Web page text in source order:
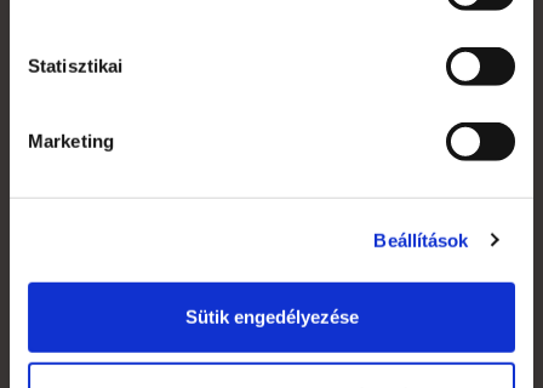
Statisztikai
Marketing
Beállítások
Sütik engedélyezése
Általános Szerződési Feltételek
Grafikai anyagleadás, paraméterek
Rendelés menete